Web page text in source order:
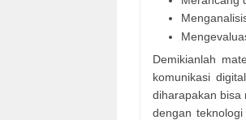
Demikianlah
komunikasi
diharapakan bisa
dengan